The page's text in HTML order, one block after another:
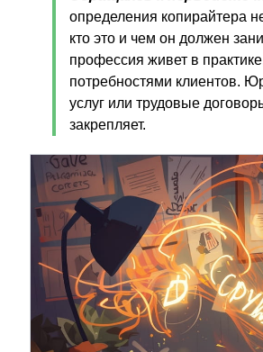
определения копирайтера
кто это и чем он должен
профессия живет в
потребностями клиентов.
услуг или трудовые
закрепляет.